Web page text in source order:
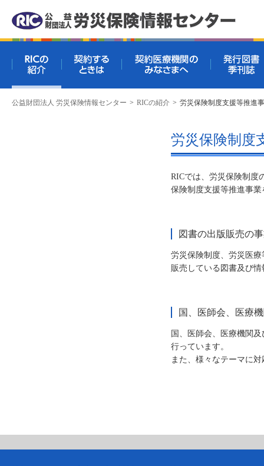
公益財団法人 労災保険情報センター > RICの紹介 > 労災保険制度支援等推進
労災保険制度
RICでは、労災保険制度
保険制度支援等推進事
図書の出版販売の
労災保険制度、労災医
販売している図書及び
国、医師会、医療
国、医師会、医療機関
行っています。
また、様々なテーマに